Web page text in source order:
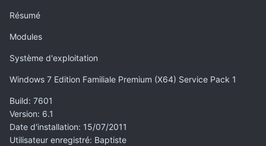
Résumé
Modules
Système d'exploitation
Windows 7 Edition Familiale Premium ‎(X64)‎ Service Pack 1
Build: 7601
Version: 6.1
Date d'installation: 15/07/2011
Utilisateur enregistré: Baptiste